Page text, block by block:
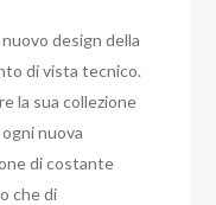
design della
di vista tecnico.
la sua collezione
nuova
di costante
che di